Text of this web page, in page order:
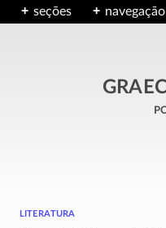
seções navegação
literatura